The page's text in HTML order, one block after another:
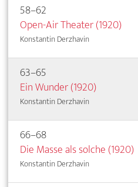
58–62
Open-Air Theater (1920)
Konstantin Derzhavin
63–65
Ein Wunder (1920)
Konstantin Derzhavin
66–68
Die Masse als solche (1920)
Konstantin Derzhavin